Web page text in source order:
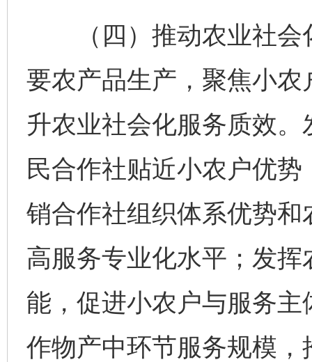
（四）推动农业社会
要农产品生产，聚焦小
升农业社会化服务质效
民合作社贴近小农户优
销合作社组织体系优势
高服务专业化水平；发
能，促进小农户与服务
作物产中环节服务规模